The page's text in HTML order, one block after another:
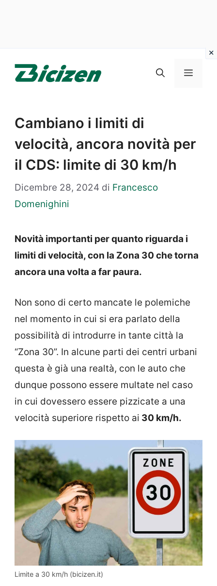
Menu
Cambiano i limiti di
velocità, ancora novità per
il CDS: limite di 30 km/h
Dicembre 28, 2024 di Francesco
Domenighini
Novità importanti per quanto riguarda i
limiti di velocità, con la Zona 30 che torna
ancora una volta a far paura.
Non sono di certo mancate le polemiche
nel momento in cui si era parlato della
possibilità di introdurre in tante città la
“Zona 30”. In alcune parti dei centri urbani
questa è già una realtà, con le auto che
dunque possono essere multate nel caso
in cui dovessero essere pizzicate a una
velocità superiore rispetto ai 30 km/h.
Limite a 30 km/h (bicizen.it)